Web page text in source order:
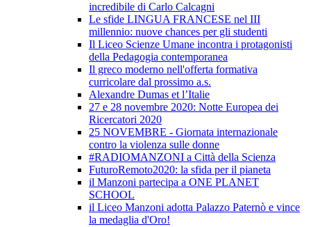
incredibile di Carlo Calcagni
Le sfide LINGUA FRANCESE nel III
millennio: nuove chances per gli studenti
Il Liceo Scienze Umane incontra i protagonisti
della Pedagogia contemporanea
Il greco moderno nell'offerta formativa
curricolare dal prossimo a.s.
Alexandre Dumas et l’Italie
27 e 28 novembre 2020: Notte Europea dei
Ricercatori 2020
25 NOVEMBRE - Giornata internazionale
contro la violenza sulle donne
#RADIOMANZONI a Città della Scienza
FuturoRemoto2020: la sfida per il pianeta
il Manzoni partecipa a ONE PLANET
SCHOOL
il Liceo Manzoni adotta Palazzo Paternò e vince
la medaglia d'Oro!